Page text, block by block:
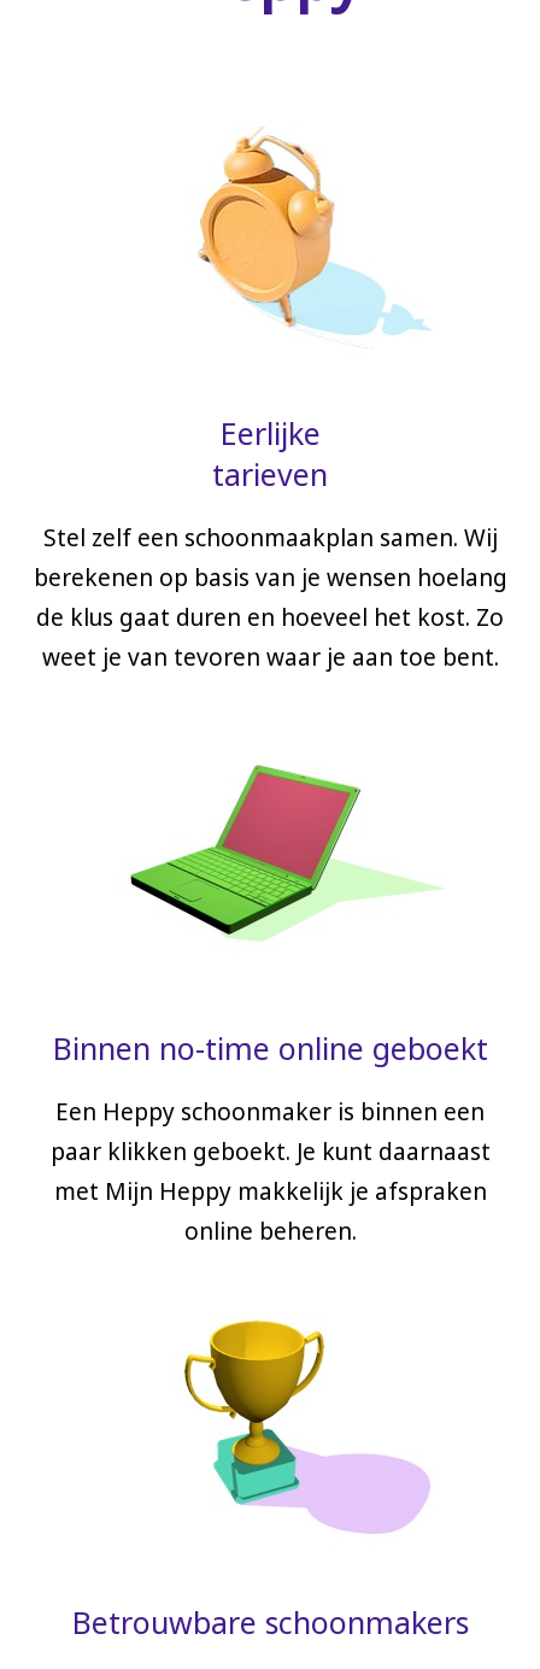
Eerlijke
tarieven
Stel zelf een schoonmaakplan samen. Wij
berekenen op basis van je wensen hoelang
de klus gaat duren en hoeveel het kost. Zo
weet je van tevoren waar je aan toe bent.
Binnen no-time online geboekt
Een Heppy schoonmaker is binnen een
paar klikken geboekt. Je kunt daarnaast
met Mijn Heppy makkelijk je afspraken
online beheren.
Betrouwbare schoonmakers